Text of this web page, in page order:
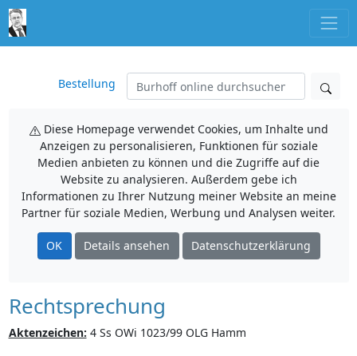
Bestellung
Diese Homepage verwendet Cookies, um Inhalte und
Anzeigen zu personalisieren, Funktionen für soziale
Medien anbieten zu können und die Zugriffe auf die
Website zu analysieren. Außerdem gebe ich
Informationen zu Ihrer Nutzung meiner Website an meine
Partner für soziale Medien, Werbung und Analysen weiter.
OK Details ansehen Datenschutzerklärung
Rechtsprechung
Aktenzeichen: 4 Ss OWi 1023/99 OLG Hamm